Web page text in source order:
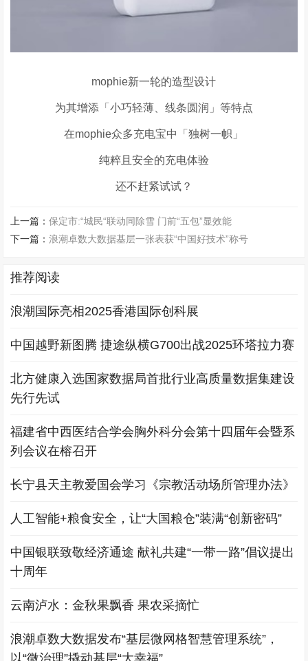
mophie新一轮的造型设计
为其增添「小巧轻薄、线条圆润」等特点
在mophie众多充电宝中「独树一帜」
纯粹且安全的充电体验
还不赶紧试试？
上一篇：保定市:“城民“联动同除雪 门前“五包”显效能
下一篇：浪潮卓数大数据基层一张表获“中国好技术”称号
推荐阅读
浪潮国际亮相2025香港国际创科展
中国越野新图腾 捷途纵横G700出战2025环塔拉力赛
北方健康入选国家数据局首批行业高质量数据集建设
先行先试
福建省中西医结合学会胸外科分会第十四届年会暨系
列会议在榕召开
长宁县天主教爱国会学习《宗教活动场所管理办法》
人工智能+粮食安全，让“大国粮仓”装满“创新密码”
中国银联致敬经济通途 献礼共建“一带一路”倡议提出
十周年
云南泸水：金秋果飘香 果农采摘忙
浪潮卓数大数据发布“基层微网格智慧管理系统”，
以“微治理”撬动基层“大幸福”